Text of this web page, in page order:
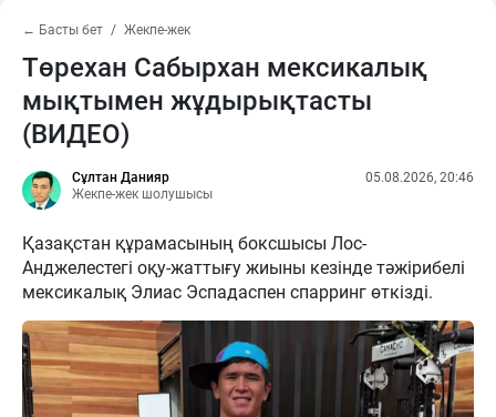
← Басты бет Жекпе-жек
Төрехан Сабырхан мексикалық
мықтымен жұдырықтасты
(ВИДЕО)
Сұлтан Данияр
Жекпе-жек шолушысы
05.08.2026, 20:46
Қазақстан құрамасының боксшысы Лос-
Анджелестегі оқу-жаттығу жиыны кезінде тәжірибелі
мексикалық Элиас Эспадаспен спарринг өткізді.